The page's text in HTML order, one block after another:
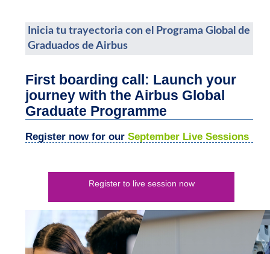
Inicia tu trayectoria con el Programa Global de
Graduados de Airbus
First boarding call: Launch your
journey with the Airbus Global
Graduate Programme
Register now for our September Live Sessions
Register to live session now